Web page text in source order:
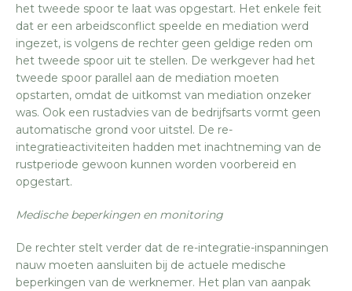
het tweede spoor te laat was opgestart. Het enkele feit
dat er een arbeidsconflict speelde en mediation werd
ingezet, is volgens de rechter geen geldige reden om
het tweede spoor uit te stellen. De werkgever had het
tweede spoor parallel aan de mediation moeten
opstarten, omdat de uitkomst van mediation onzeker
was. Ook een rustadvies van de bedrijfsarts vormt geen
automatische grond voor uitstel. De re-
integratieactiviteiten hadden met inachtneming van de
rustperiode gewoon kunnen worden voorbereid en
opgestart.
Medische beperkingen en monitoring
De rechter stelt verder dat de re-integratie-inspanningen
nauw moeten aansluiten bij de actuele medische
beperkingen van de werknemer. Het plan van aanpak